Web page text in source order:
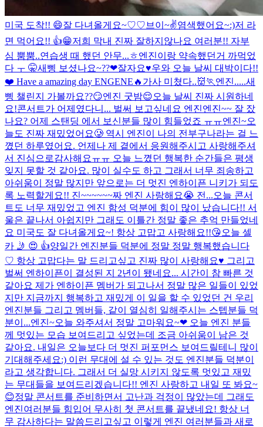
미국 도착!! 😄잘 다녀올게요~♡♡ 브이~✌️염색했어요~:)저 라
면 먹어요!! 👍😁저희 막내 진짜 잘하지않나요 여러분!! 자부
심 뿜뿜..연습생 때 했던 안무...ㅎ엔진이랑 약속했던거 까먹었
다 ㅜ 🤫새삥 보셨나요~??❤︎잘자요♥️우와 오늘 날씨 대박이다!!
❤️ Have a amazing day ENGENE🔥 가사 미쳤다..👹🏃 엔진.....새
삥 챌린지 가볼까요??😏엔진 굿밤😌오늘 날씨 진짜 시원하네
요!콘서트가 어제였다니... 벌써 보고싶네요 엔진엔진~~ 잘 잤
나요? 어제 스탠딩 에서 보신분들 많이 힘들었죠 ㅠㅠ엔진~오
늘도 진짜 재밌었어요🥲 역시 엔진이 나의 전부구나라는 걸 느
꼈던 하루였어요. 언제나 제 곁에서 응원해주시고 사랑해주셔
서 진심으로감사해요ㅠㅠ 오늘 느꼈던 행복한 순간들은 평생
잊지 못할 것 같아요. 많이 실수도 하고 그래서 너무 죄송하고
아쉬움이 정말 많지만 앞으로는 더 멋진 엔하이픈 니키가 되도
록 노력할게요!! 진~~~~~~짜 엔진 사랑해요😭 전...오늘 콘서
트도 너무 재밌었고 엔진 함성 덕분에 힘이 많이 났습니다!! 서
울은 끝나서 아쉽지만 그래도 이틀간 정말 좋은 추억 만들었네
요 미국도 잘 다녀올게요~! 항상 고맙고 사랑해요!!😘오늘 셀
카 🤳 😍 👍양일간 엔진분들 덕분에 정말 정말 행복했습니다
♡ 항상 고맙다는 말 드리고싶고 진짜 많이 사랑해요♥️ 그리고
벌써 엔하이픈이 결성된 지 2년이 됐네요... 시간이 참 빠른 것
같아요 제가 엔하이픈 멤버가 되고나서 정말 많은 일들이 있었
지만 지금까지 행복하고 재밌게 이 일을 할 수 있었던 건 우리
엔진분들 그리고 멤버들, 같이 열심히 일해주시는 스텝분들 덕
분이...엔진~오늘 와주셔서 정말 고마워요~❤︎ 오늘 엔진 분들
께 멋있는 모습 보여드리고 싶었는데 조금 아쉬움이 남은 것
같아요. 내일은 오늘보다 더 멋진 퍼포먼스 보여드릴테니 많이
기대해주세요:) 이런 무대에 설 수 있는 것도 엔진분들 덕분이
라고 생각합니다. 그래서 더 실망 시키지 않도록 멋있고 재밌
는 무대들을 보여드리겠습니다!! 엔진 사랑하고 내일 또 봐요~
😊정말 콘서트를 준비하면서 고난과 걱정이 많았는데 그래도
엔진여러분들 힘입어 무사히 첫 콘서트를 끝냈네요! 항상 너
무 감사하다는 말씀드리고싶고 이렇게 엔진 여러분들과 새로